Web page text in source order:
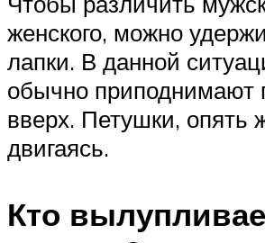
женского, можно
лапки. В данной
обычно приподнимают
вверх. Петушки, опять
двигаясь.
Кто